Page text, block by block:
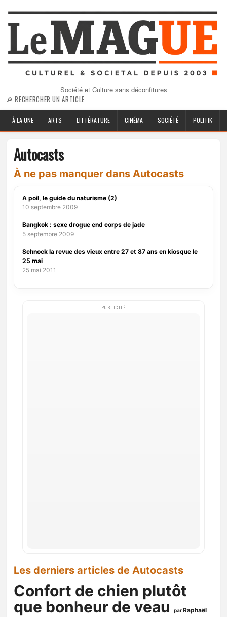
Société et Culture sans déconfitures
🔎 RECHERCHER UN ARTICLE
À LA UNE ARTS LITTÉRATURE CINÉMA SOCIÉTÉ POLITIK
Autocasts
À ne pas manquer dans Autocasts
A poil, le guide du naturisme (2)
10 septembre 2009
Bangkok : sexe drogue end corps de jade
5 septembre 2009
Schnock la revue des vieux entre 27 et 87 ans en kiosque le
25 mai
25 mai 2011
PUBLICITÉ
Les derniers articles de Autocasts
Confort de chien plutôt
que bonheur de veau
parRaphaël